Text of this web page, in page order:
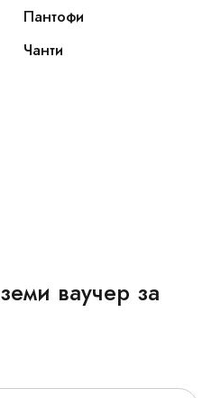
Пантофи
Чанти
ваучер за